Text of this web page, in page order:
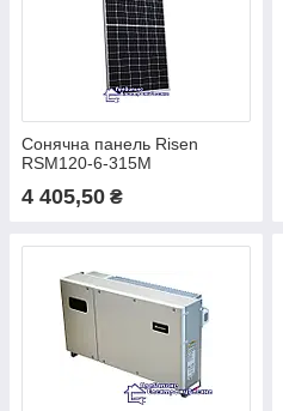
Сонячна панель Risen
RSM120-6-315M
4 405,50 ₴